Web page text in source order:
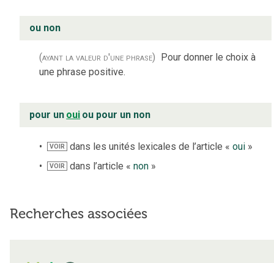
ou non
(ayant la valeur d'une phrase) Pour donner le choix à
une phrase positive.
pour un oui ou pour un non
VOIR dans les unités lexicales de l’article «oui »
VOIR dans l’article «non »
Recherches associées